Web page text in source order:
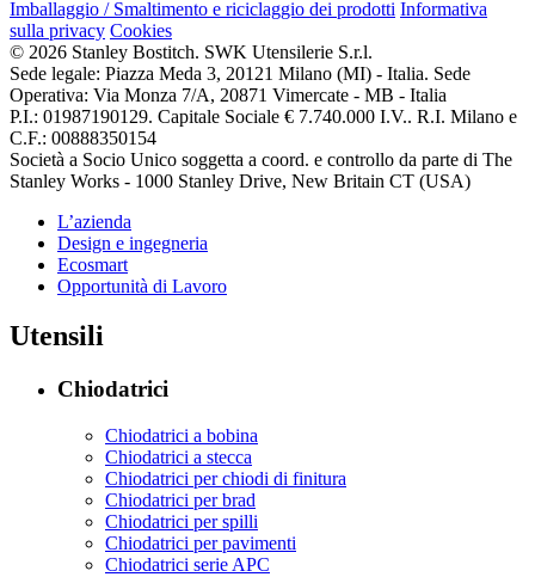
Imballaggio / Smaltimento e riciclaggio dei prodotti Informativa
sulla privacy Cookies
© 2026 Stanley Bostitch. SWK Utensilerie S.r.l.
Sede legale: Piazza Meda 3, 20121 Milano (MI) - Italia. Sede
Operativa: Via Monza 7/A, 20871 Vimercate - MB - Italia
P.I.: 01987190129. Capitale Sociale € 7.740.000 I.V.. R.I. Milano e
C.F.: 00888350154
Società a Socio Unico soggetta a coord. e controllo da parte di The
Stanley Works - 1000 Stanley Drive, New Britain CT (USA)
L’azienda
Design e ingegneria
Ecosmart
Opportunità di Lavoro
Utensili
Chiodatrici
Chiodatrici a bobina
Chiodatrici a stecca
Chiodatrici per chiodi di finitura
Chiodatrici per brad
Chiodatrici per spilli
Chiodatrici per pavimenti
Chiodatrici serie APC